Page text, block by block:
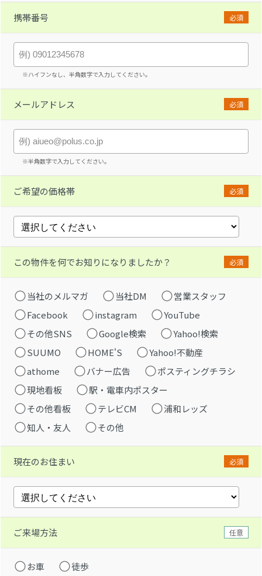
携帯番号 必須
※ハイフンなし、半角数字で入力してください。
メールアドレス 必須
※半角数字で入力してください。
ご希望の価格帯 必須
この物件を何でお知りになりましたか？ 必須
当社のメルマガ 当社DM
営業スタッフ
Facebook
instagram
YouTube
その他SNS
Google検索
Yahoo!検索
SUUMO
HOME'S
Yahoo!不動産
athome
バナー広告
ポスティングチラシ
現地看板
駅・電車内ポスター
その他看板
テレビCM
浦和レッズ
知人・友人
その他
現在のお住まい 必須
ご来場方法 任意
お車 徒歩